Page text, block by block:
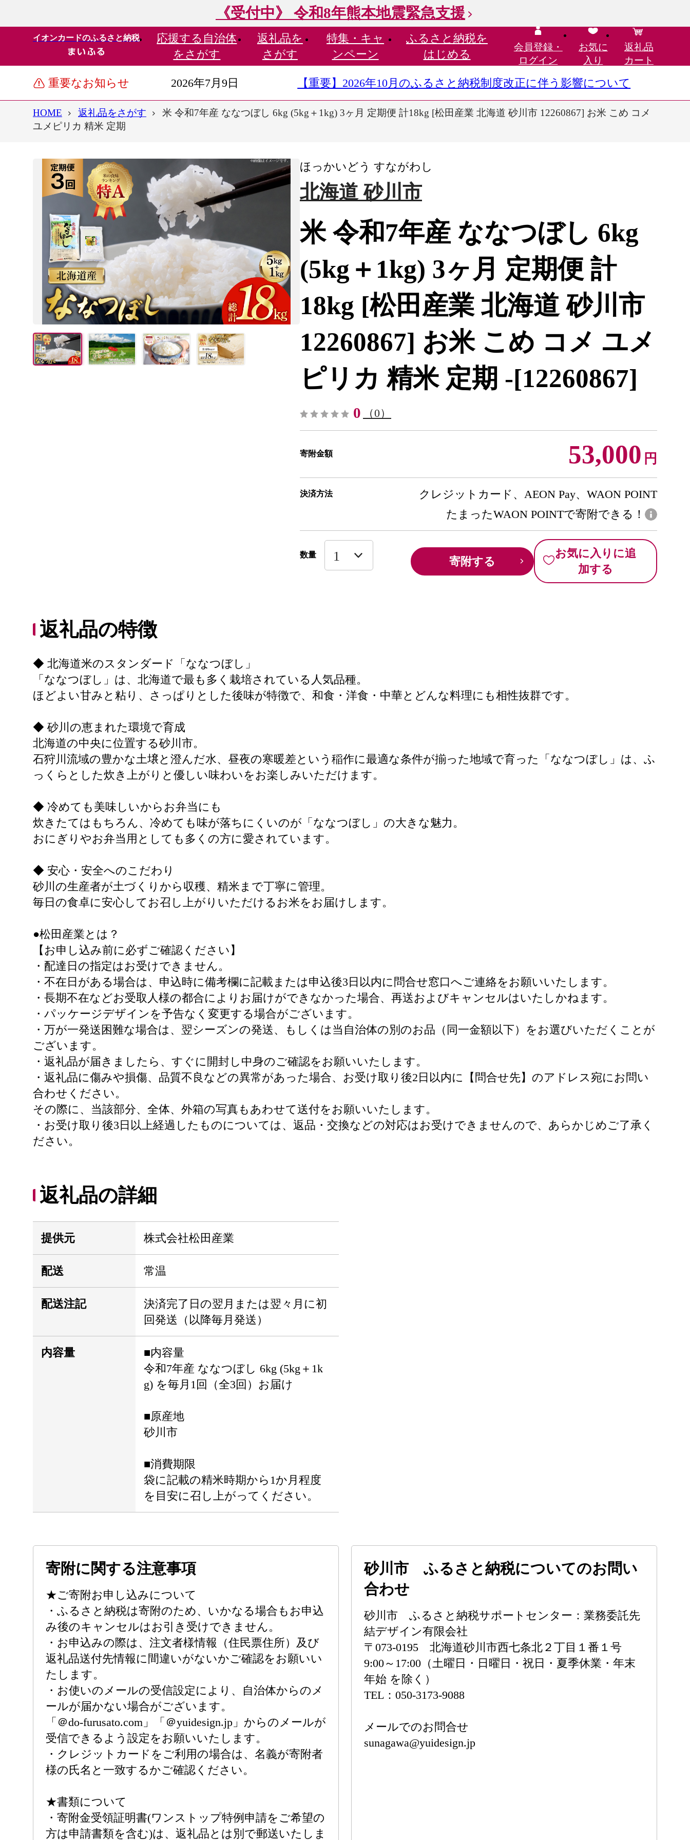
《受付中》 令和8年熊本地震緊急支援
イオンカードのふるさと納税 応援する 自治体
をさがす
返礼品を
さがす
特集・ キャ
ンペーン
ふるさと納税を
はじめる
会員登録・
ログイン
お気に
入り
返礼品
カート
重要なお知らせ 2026年7月9日 【重要】2026年10月のふるさと納税制度改正に伴う影響について
HOME 返礼品をさがす
米 令和7年産 ななつぼし 6kg (5kg＋1kg) 3ヶ月 定期便 計18kg [松田産業 北海道 砂川市 12260867] お米 こめ コメ
ユメピリカ 精米 定期
ほっかいどう すながわし
北海道 砂川市
米 令和7年産 ななつぼし 6kg
(5kg＋1kg) 3ヶ月 定期便 計
18kg [松田産業 北海道 砂川市
12260867] お米 こめ コメ ユメ
ピリカ 精米 定期 -[12260867]
0 （0）
寄附金額 53,000 円
決済方法
クレジットカード、AEON Pay、WAON POINT
たまったWAON POINTで寄附できる！
数量 寄附する
お気に入りに追
加する
返礼品の特徴
◆ 北海道米のスタンダード「ななつぼし」
「ななつぼし」は、北海道で最も多く栽培されている人気品種。
ほどよい甘みと粘り、さっぱりとした後味が特徴で、和食・洋食・中華とどんな料理にも相性抜群です。
◆ 砂川の恵まれた環境で育成
北海道の中央に位置する砂川市。
石狩川流域の豊かな土壌と澄んだ水、昼夜の寒暖差という稲作に最適な条件が揃った地域で育った「ななつぼし」は、ふ
っくらとした炊き上がりと優しい味わいをお楽しみいただけます。
◆ 冷めても美味しいからお弁当にも
炊きたてはもちろん、冷めても味が落ちにくいのが「ななつぼし」の大きな魅力。
おにぎりやお弁当用としても多くの方に愛されています。
◆ 安心・安全へのこだわり
砂川の生産者が土づくりから収穫、精米まで丁寧に管理。
毎日の食卓に安心してお召し上がりいただけるお米をお届けします。
●松田産業とは？
【お申し込み前に必ずご確認ください】
・配達日の指定はお受けできません。
・不在日がある場合は、申込時に備考欄に記載または申込後3日以内に問合せ窓口へご連絡をお願いいたします。
・長期不在などお受取人様の都合によりお届けができなかった場合、再送およびキャンセルはいたしかねます。
・パッケージデザインを予告なく変更する場合がございます。
・万が一発送困難な場合は、翌シーズンの発送、もしくは当自治体の別のお品（同一金額以下）をお選びいただくことが
ございます。
・返礼品が届きましたら、すぐに開封し中身のご確認をお願いいたします。
・返礼品に傷みや損傷、品質不良などの異常があった場合、お受け取り後2日以内に【問合せ先】のアドレス宛にお問い
合わせください。
その際に、当該部分、全体、外箱の写真もあわせて送付をお願いいたします。
・お受け取り後3日以上経過したものについては、返品・交換などの対応はお受けできませんので、あらかじめご了承く
ださい。
返礼品の詳細
提供元 株式会社松田産業
配送 常温
配送注記
決済完了日の翌月または翌々月に初
回発送（以降毎月発送）
内容量
■内容量
令和7年産 ななつぼし 6kg (5kg＋1k
g) を毎月1回（全3回）お届け
■原産地
砂川市
■消費期限
袋に記載の精米時期から1か月程度
を目安に召し上がってください。
寄附に関する注意事項
★ご寄附お申し込みについて
・ふるさと納税は寄附のため、いかなる場合もお申込
み後のキャンセルはお引き受けできません。
・お申込みの際は、注文者様情報（住民票住所）及び
返礼品送付先情報に間違いがないかご確認をお願いい
たします。
・お使いのメールの受信設定により、自治体からのメ
ールが届かない場合がございます。
「＠do-furusato.com」「＠yuidesign.jp」からのメールが
受信できるよう設定をお願いいたします。
・クレジットカードをご利用の場合は、名義が寄附者
様の氏名と一致するかご確認ください。
★書類について
・寄附金受領証明書(ワンストップ特例申請をご希望の
方は申請書類を含む)は、返礼品とは別で郵送いたしま
砂川市 ふるさと納税についてのお問い
合わせ
砂川市 ふるさと納税サポートセンター：業務委託先
結デザイン有限会社
〒073-0195 北海道砂川市西七条北２丁目１番１号
9:00～17:00（土曜日・日曜日・祝日・夏季休業・年末
年始 を除く）
TEL：050-3173-9088
メールでのお問合せ
sunagawa@yuidesign.jp